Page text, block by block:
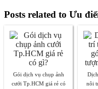
Posts related to Ưu
Gói dịch vụ chụp ảnh
cưới Tp.HCM giá rẻ có
nôi